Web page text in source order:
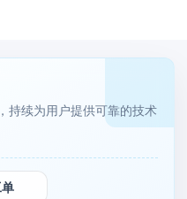
持续为用户提供可靠的技术